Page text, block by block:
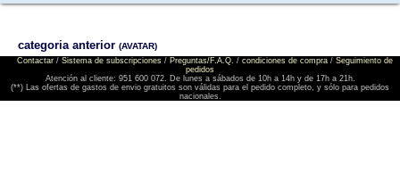
categoria anterior (AVATAR)
Contactar/ Sistema de subscripciones/ Preguntas/F.A.Q. / condiciones de compra/ Seguimiento de
pedidos
Atención al cliente: 951 600 072. De lunes a sábados de 10h a 14h y de 17h a 21h.
(**) Las ofertas de gastos de envio gratuitos son válidas para el pedido completo, y sólo para pedidos
nacionales.